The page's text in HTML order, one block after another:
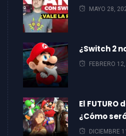
MAYO 28,
¿Switch 2
FEBRERO
El FUTURO
¿Cómo
DICIEMBRE